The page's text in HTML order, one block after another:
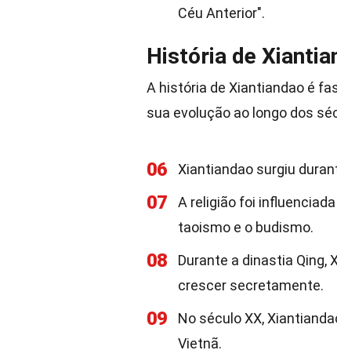
Céu Anterior".
História de
A história de Xiantiandao é
sua evolução ao longo dos
06 Xiantiandao surgiu
07
A religião foi
taoismo e o budismo.
08
Durante a dinastia Qing,
crescer secretamente.
09 No século XX,
Vietnã.